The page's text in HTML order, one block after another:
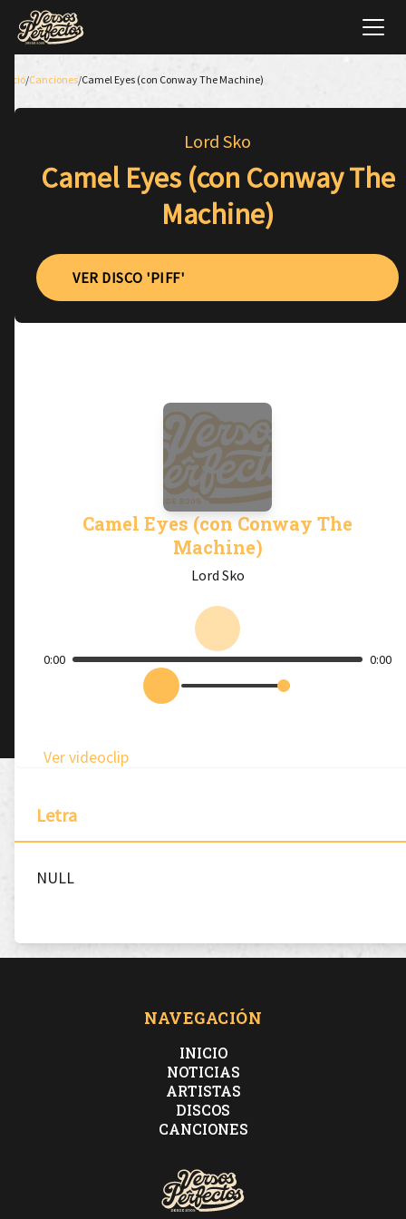
Inicio/Canciones/Camel Eyes (con Conway The Machine)
Lord Sko
Camel Eyes (con Conway The
Machine)
VER DISCO 'PIFF'
Camel Eyes (con Conway The
Machine)
Lord Sko
0:00 0:00
Ver videoclip
Letra
NULL
NAVEGACIÓN
INICIO
NOTICIAS
ARTISTAS
DISCOS
CANCIONES